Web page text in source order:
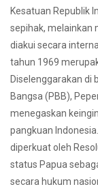
Kesatuan Republik
sepihak, melainkan
diakui secara
tahun 1969
Diselenggarakan di
Bangsa (PBB),
menegaskan
pangkuan
diperkuat oleh
status Papua
secara hukum